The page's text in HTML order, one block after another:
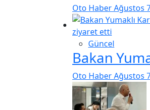
Oto HaberAğustos
Güncel
Bakan
Oto HaberAğustos